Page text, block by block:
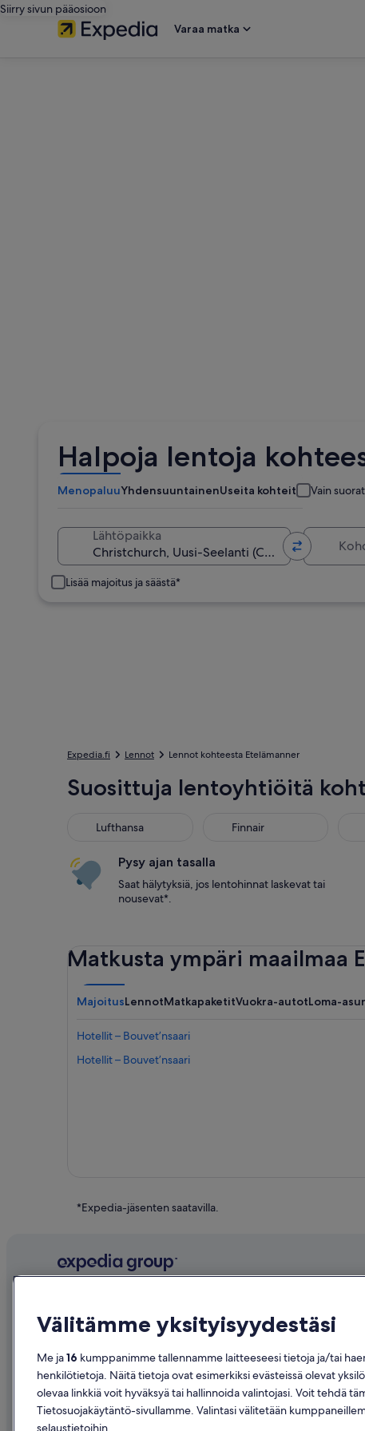
Siirry sivun pääosioon
Varaa matka
Halpoja lentoja
MenopaluuYhdensuuntainenUseita kohteita Vain
Lähtöpaikka
Lisää majoitus ja säästä*
Expedia.fi Lennot Lennot kohteesta Etelämanner
Suosittuja lentoyhtiöitä
Lufthansa Finnair
Pysy ajan tasalla
Saat hälytyksiä, jos lentohinnat laskevat tai
nousevat*.
Matkusta ympäri maailmaa
MajoitusLennotMatkapaketitVuokra-autotLoma-
Hotellit – Bouvet’nsaari
Hotellit – Bouvet’nsaari
*Expedia-jäsenten saatavilla.
Tietoa yrityksestä
Työpaikat
Listaa majoituspaikkasi
Kumppanuudet
Suomen
Hotellit
Loma-
Lomapaketit
Välitämme yksityisyydestäsi
Me ja16 kumppanimme tallennamme laitteeseesi tietoja ja/tai
henkilötietoja. Näitä tietoja ovat esimerkiksi evästeissä olevat
olevaa linkkiä voit hyväksyä tai hallinnoida valintojasi. Voit tehdä
Tietosuojakäytäntö-sivullamme. Valintasi välitetään
selaustietoihin.